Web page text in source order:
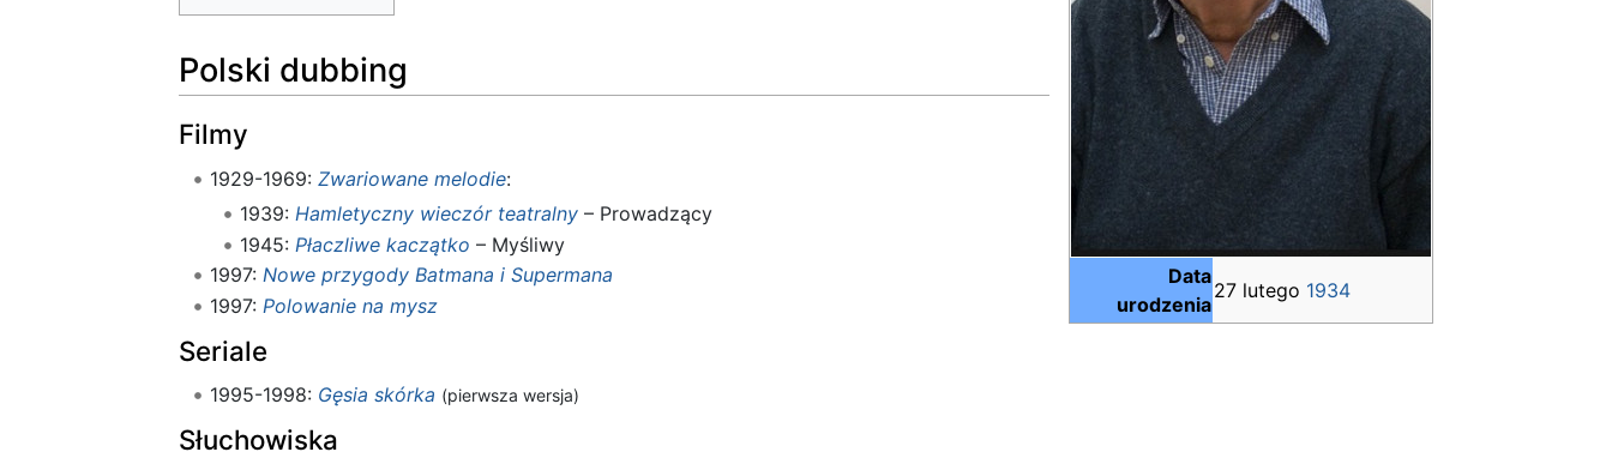
Data
urodzenia
27 lutego 1934
Polski dubbing
Filmy
1929-1969: Zwariowane melodie:
1939: Hamletyczny wieczór teatralny – Prowadzący
1945: Płaczliwe kaczątko – Myśliwy
1997: Nowe przygody Batmana i Supermana
1997: Polowanie na mysz
Seriale
1995-1998: Gęsia skórka (pierwsza wersja)
Słuchowiska